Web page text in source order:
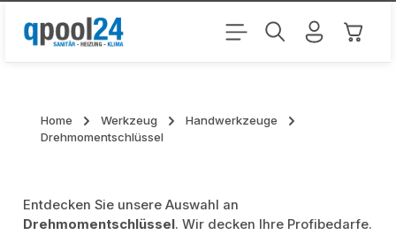
Zum Hauptinhalt springen
Home Werkzeug
Handwerkzeuge
Drehmomentschlüssel
Entdecken Sie unsere Auswahl an
Drehmomentschlüssel. Wir decken Ihre Profibedarfe.